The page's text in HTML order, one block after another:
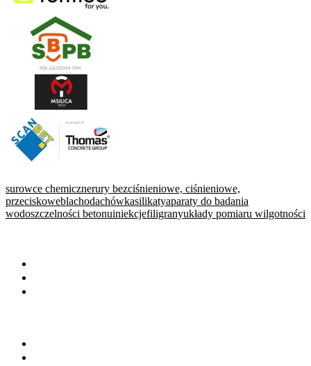
surowce chemicznerury bezciśnieniowe, ciśnieniowe,
przeciskoweblachodachówkasilikatyaparaty do badania
wodoszczelności betonuiniekcjefiligranyukłady pomiaru wilgotności